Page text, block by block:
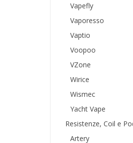
Vapefly
Vaporesso
Vaptio
Voopoo
VZone
Wirice
Wismec
Yacht Vape
Resistenze, Coil e
Artery